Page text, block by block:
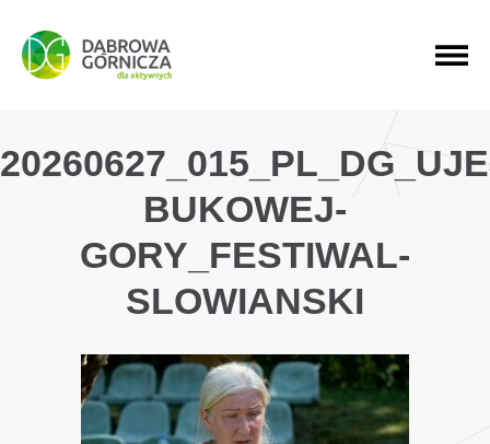
PRZEJDŹ DO MENU GŁÓWNEGO
PRZEJDŹ DO WYSZUKIWARKI
PRZEJDŹ DO TREŚCI
BUKOWEJ-
GORY_FESTIWAL-
SLOWIANSKI